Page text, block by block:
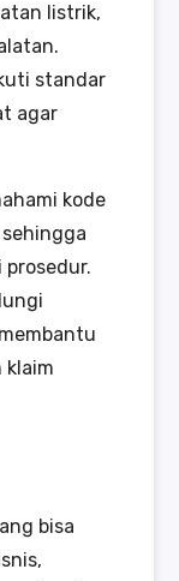
listrik,
standar
agar
kode
prosedur.
klaim
bisa